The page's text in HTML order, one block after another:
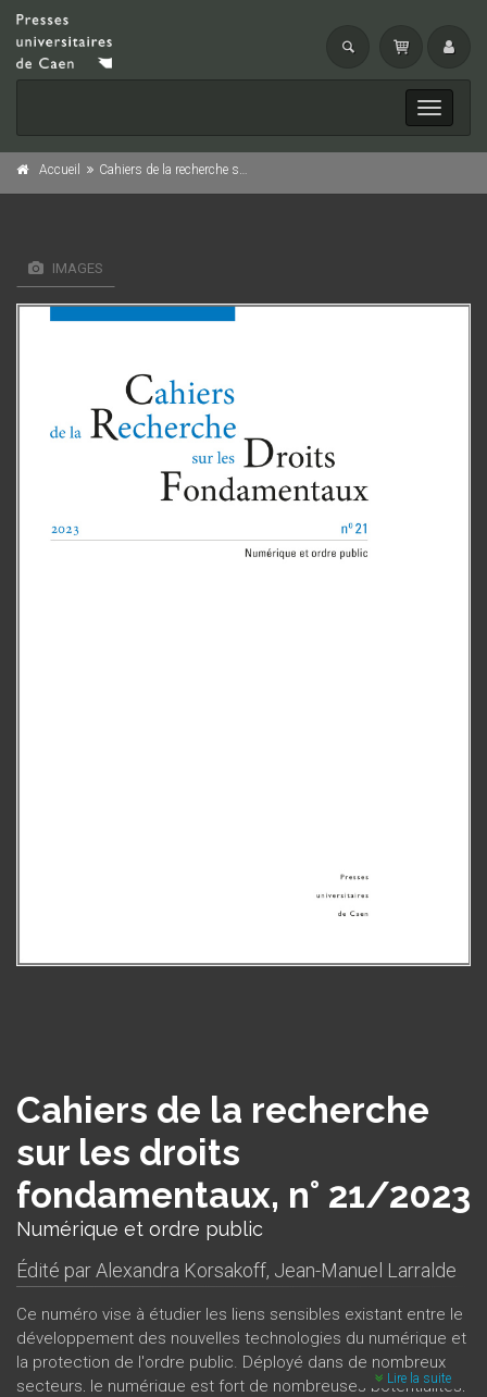
Toggle
Accueil Cahiers de la recherche sur les droits fondamentaux, n° 21/2023
IMAGES
Cahiers de la recherche
sur les droits
fondamentaux, n° 21/2023
Numérique et ordre public
Édité parAlexandra Korsakoff, Jean-Manuel Larralde
Ce numéro vise à étudier les liens sensibles existant entre le
développement des nouvelles technologies du numérique et
la protection de l'ordre public. Déployé dans de nombreux
secteurs, le numérique est fort de nombreuses potentialités,
Lire la suite